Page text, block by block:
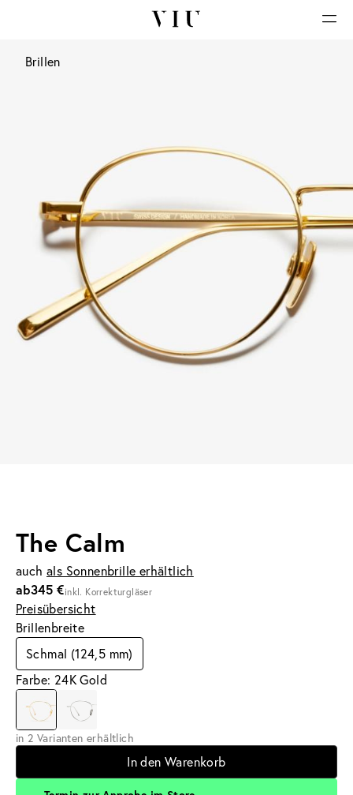
Brillen
The Calm
auch als Sonnenbrille erhältlich
ab345 €inkl. Korrekturgläser
Preisübersicht
Brillenbreite
Schmal (124,5 mm)
Farbe: 24K Gold
in 2 Varianten erhältlich
In den Warenkorb